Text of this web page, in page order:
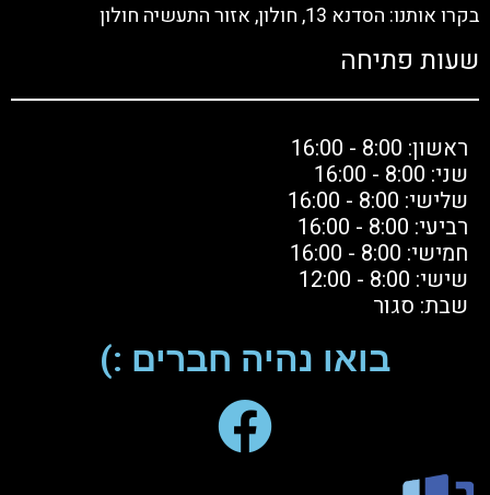
בקרו אותנו: הסדנא 13, חולון, אזור התעשיה חולון
שעות פתיחה
ראשון: 8:00 - 16:00
שני: 8:00 - 16:00
שלישי: 8:00 - 16:00
רביעי: 8:00 - 16:00
חמישי: 8:00 - 16:00
שישי: 8:00 - 12:00
שבת: סגור
בואו נהיה חברים :)